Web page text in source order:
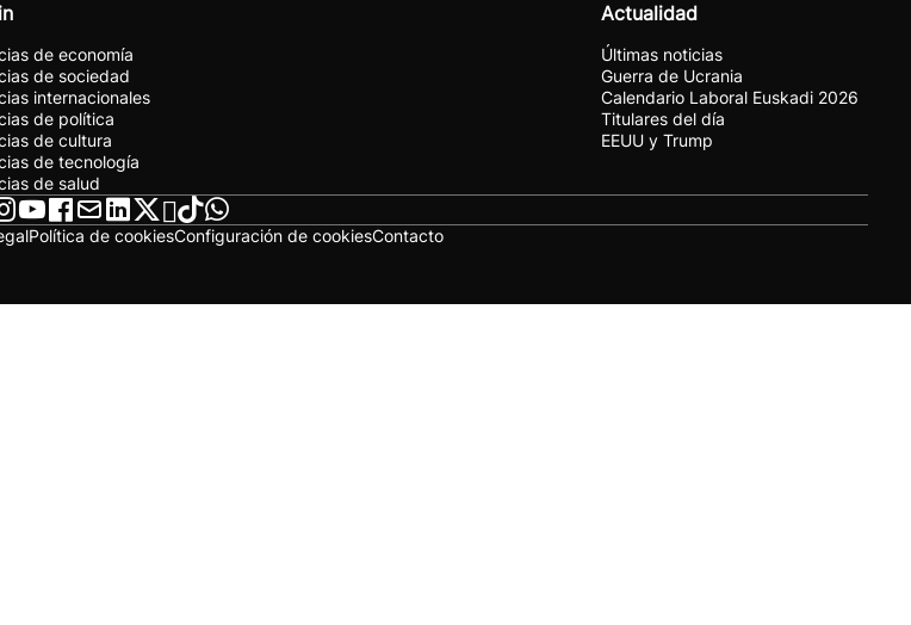
de economía
de sociedad
internacionales
de política
de cultura
de tecnología
de salud
Actualidad
Últimas noticias
Guerra de Ucrania
Calendario Laboral Euskadi 2026
Titulares del día
EEUU y Trump
Política de cookiesConfiguración de cookiesContacto